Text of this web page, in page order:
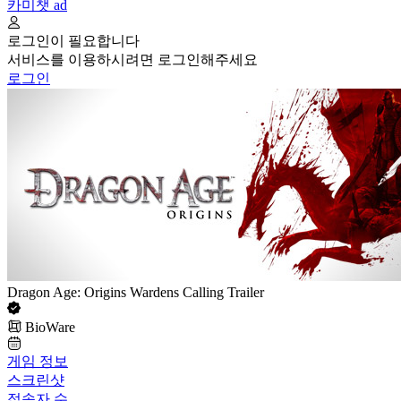
카미챗 ad
로그인이 필요합니다
서비스를 이용하시려면 로그인해주세요
로그인
Dragon Age: Origins Wardens Calling Trailer
BioWare
게임 정보
스크린샷